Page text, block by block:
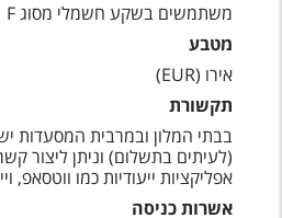
טופס צור קשר
נגישות
עקבו אחרינו
משתמשים בשקע חשמלי מסוג F
מטבע
אירו ‏(EUR)
תקשורת
בבתי המלון ובמרבית המסעדות
(לעיתים בתשלום) וניתן ליצור
אפליקציות ייעודיות כמו ווטסאפ,
אשרות כניסה